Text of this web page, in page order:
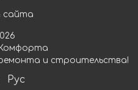
сайта
и строительства!
Рус